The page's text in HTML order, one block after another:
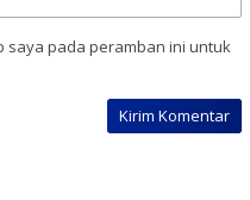
saya pada peramban ini untuk